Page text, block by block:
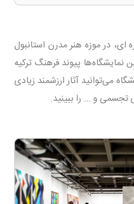
در موزه هنر مدرن استانبول
نمایشگاه‌ها پیوند فرهنگ ترکیه
می‌توانید آثار ارزشمند زیادی
تجسمی و ... را ببینید.